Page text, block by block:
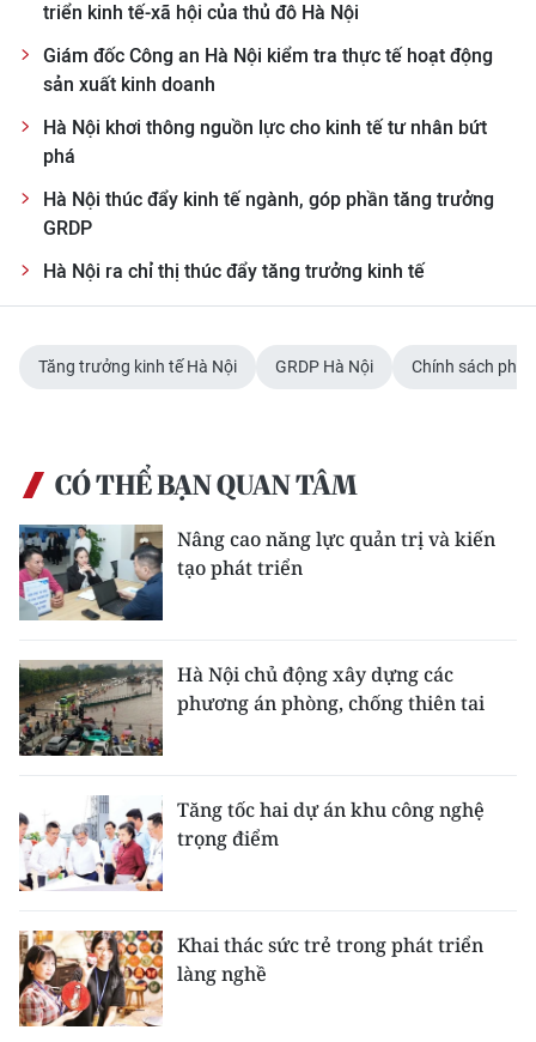
triển kinh tế-xã hội của thủ đô Hà Nội
Giám đốc Công an Hà Nội kiểm tra thực tế hoạt động
sản xuất kinh doanh
Hà Nội khơi thông nguồn lực cho kinh tế tư nhân bứt
phá
Hà Nội thúc đẩy kinh tế ngành, góp phần tăng trưởng
GRDP
Hà Nội ra chỉ thị thúc đẩy tăng trưởng kinh tế
Tăng trưởng kinh tế Hà Nội GRDP Hà Nội Chính sách
CÓ THỂ BẠN QUAN TÂM
Nâng cao năng lực quản trị và kiến
tạo phát triển
Hà Nội chủ động xây dựng các
phương án phòng, chống thiên tai
Tăng tốc hai dự án khu công nghệ
trọng điểm
Khai thác sức trẻ trong phát triển
làng nghề